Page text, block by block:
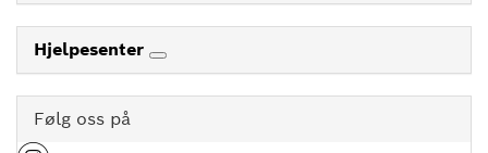
Hjelpesenter
Følg oss på